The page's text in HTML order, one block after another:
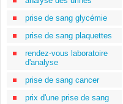
prise de sang glycémie
prise de sang plaquettes
rendez-vous laboratoire
d'analyse
prise de sang cancer
prix d'une prise de sang